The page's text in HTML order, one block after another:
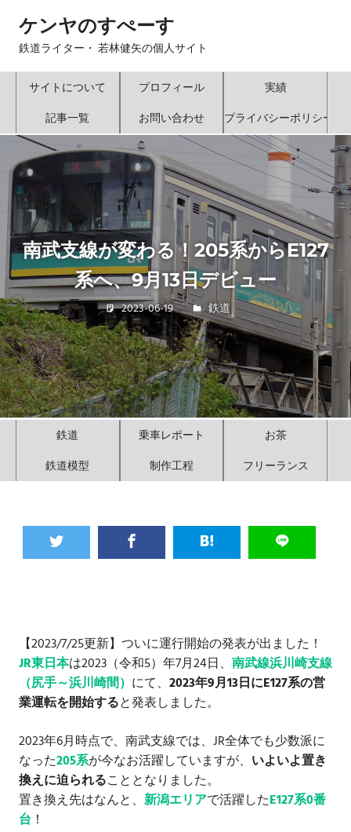
ン
ッ
ケンヤのすぺーす
鉄道ライター・ 若林健矢の個人サイト
サイトについて プロフィール
実績
記事一覧
お問い合わせ プライバシーポリシー
南武支線が変わる！205系からE127
系へ、9月13日デビュー
2023-06-19 若林 健矢
鉄道
鉄道 乗車レポート
お茶
鉄道模型
制作工程 フリーランス
【2023/7/25更新】ついに運行開始の発表が出ました！
JR東日本は2023（令和5）年7月24日、 南武線浜川崎支線
（尻手～浜川崎間） にて、 2023年9月13日にE127系の営
業運転を開始すると発表しました。
2023年6月時点で、南武支線では、JR全体でも少数派に
なった205系が今なお活躍していますが、 いよいよ置き
換えに迫られることとなりました。
置き換え先はなんと、 新潟エリアで活躍したE127系0番
台 ！